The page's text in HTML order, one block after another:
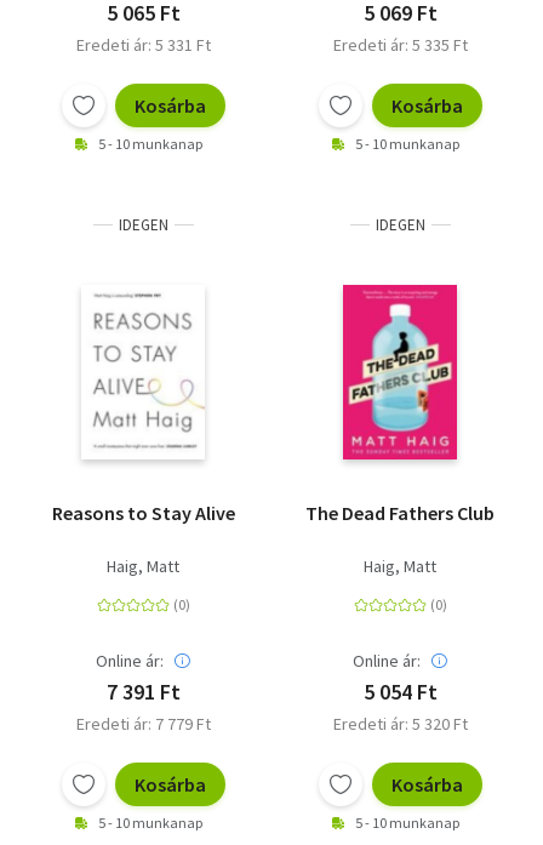
5 065 Ft
Eredeti ár: 5 331 Ft
Kosárba
5 - 10 munkanap
5 069 Ft
Eredeti ár: 5 335 Ft
Kosárba
5 - 10 munkanap
IDEGEN
Reasons to Stay Alive
Haig, Matt
Online ár:
7 391 Ft
Eredeti ár: 7 779 Ft
Kosárba
5 - 10 munkanap
IDEGEN
The Dead Fathers Club
Haig, Matt
Online ár:
5 054 Ft
Eredeti ár: 5 320 Ft
Kosárba
5 - 10 munkanap